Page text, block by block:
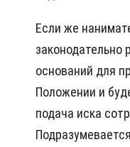
Если же
законодательно
оснований для
Положении и
подача иска